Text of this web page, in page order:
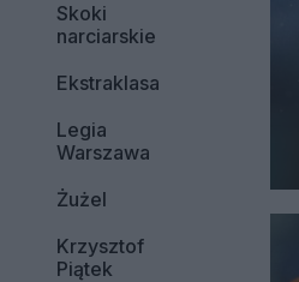
Skoki
narciarskie
Ekstraklasa
Legia
Warszawa
Żużel
Krzysztof
Piątek